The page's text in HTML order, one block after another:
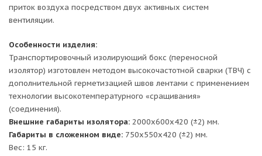
Камерные перчатки — изолятор оборудован
четырьмя камерными перчатками со сменной
необходимых манипуляций внутри бокса. Имеют
высочайший уровень сопротивляемости к истиранию
и проколам, защищают от вирусов и инфекций.
Соответствуют требованиямEN 388, EN 374 и ТР ТС
019/2011.
Порты для подключения внешних устройств — бокс
оснащен достаточным количеством портов для
герметичного подведения шлангов с инфузионными
растворами, дренажа, электродов ЭКГ и систем
приток воздуха посредством двух активных систем
вентиляции.
Особенности изделия:
Транспортировочный изолирующий бокс (переносной
изолятор) изготовлен методом высокочастотной сварки (ТВЧ) с
дополнительной герметизацией швов лентами с применением
технологии высокотемпературного «сращивания»
(соединения).
Внешние габариты изолятора: 2000х600х420 (±2) мм.
Габариты в сложенном виде: 750х550х420 (±2) мм.
Вес: 15 кг.